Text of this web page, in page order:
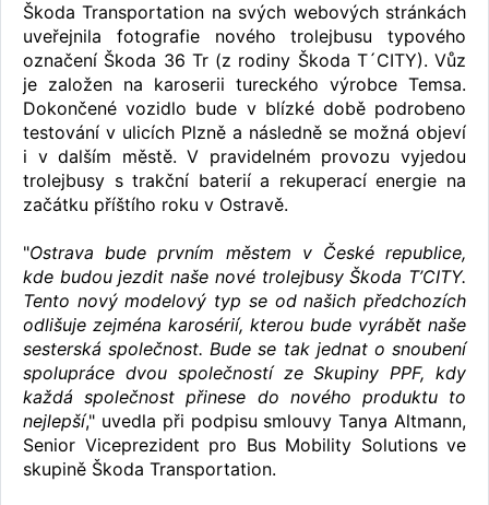
Škoda Transportation na svých webových stránkách
uveřejnila fotografie nového trolejbusu typového
označení Škoda 36 Tr (z rodiny Škoda T´CITY). Vůz
je založen na karoserii tureckého výrobce Temsa.
Dokončené vozidlo bude v blízké době podrobeno
testování v ulicích Plzně a následně se možná objeví
i v dalším městě. V pravidelném provozu vyjedou
trolejbusy s trakční baterií a rekuperací energie na
začátku příštího roku v Ostravě.
"Ostrava bude prvním městem v České republice,
kde budou jezdit naše nové trolejbusy Škoda T’CITY.
Tento nový modelový typ se od našich předchozích
odlišuje zejména karosérií, kterou bude vyrábět naše
sesterská společnost. Bude se tak jednat o snoubení
spolupráce dvou společností ze Skupiny PPF, kdy
každá společnost přinese do nového produktu to
nejlepší," uvedla při podpisu smlouvy Tanya Altmann,
Senior Viceprezident pro Bus Mobility Solutions ve
skupině Škoda Transportation.